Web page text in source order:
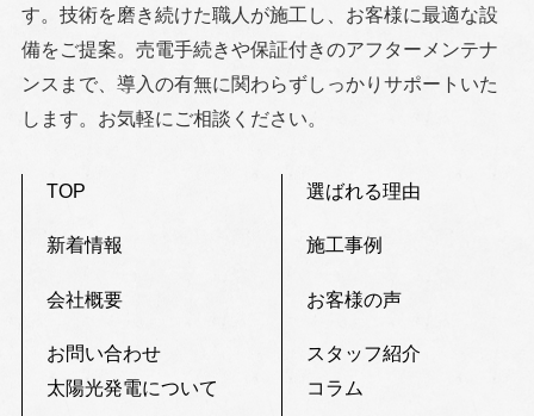
す。技術を磨き続けた職人が施工し、お客様に最適な設
備をご提案。売電手続きや保証付きのアフターメンテナ
ンスまで、導入の有無に関わらずしっかりサポートいた
します。お気軽にご相談ください。
TOP
新着情報
会社概要
お問い合わせ
選ばれる理由
施工事例
お客様の声
スタッフ紹介
太陽光発電について
コラム